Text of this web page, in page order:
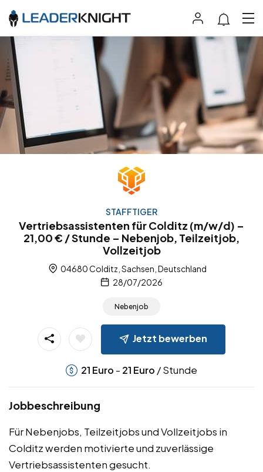
STAFFTIGER
Vertriebsassistenten für Colditz (m/w/d) –
21,00 € / Stunde – Nebenjob, Teilzeitjob,
Vollzeitjob
04680 Colditz, Sachsen, Deutschland
28/07/2026
Nebenjob
Jetzt bewerben
21 Euro - 21 Euro / Stunde
Jobbeschreibung
Für Nebenjobs, Teilzeitjobs und Vollzeitjobs in
Colditz werden motivierte und zuverlässige
Vertriebsassistenten gesucht.